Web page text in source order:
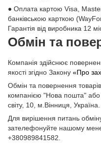
● Оплата картою Visa,
банківською карткою
Гарантія від виробника 12
Обмін та
Компанія здійснює
якості згідно Закону «Про
Обмін та повернення
компанією "Нова пошта"
світу, 10, м.Вінниця, Україна.
Для вирішення питань
зателефонуйте нашому
+380989841582.